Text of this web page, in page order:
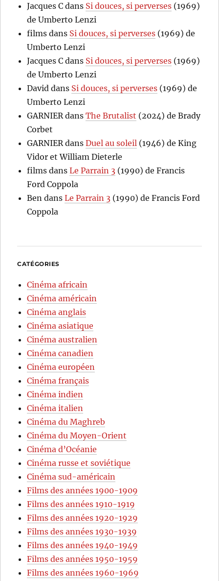
Jacques C dans Si douces, si perverses (1969)
de Umberto Lenzi
films dans Si douces, si perverses (1969) de
Umberto Lenzi
Jacques C dans Si douces, si perverses (1969)
de Umberto Lenzi
David dans Si douces, si perverses (1969) de
Umberto Lenzi
GARNIERdansThe Brutalist (2024) de Brady
Corbet
GARNIERdansDuel au soleil (1946) de King
Vidor et William Dieterle
films dansLe Parrain 3 (1990) de Francis
Ford Coppola
Ben dansLe Parrain 3 (1990) de Francis Ford
Coppola
CATÉGORIES
Cinéma africain
Cinéma américain
Cinéma anglais
Cinéma asiatique
Cinéma australien
Cinéma canadien
Cinéma européen
Cinéma français
Cinéma indien
Cinéma italien
Cinéma du Maghreb
Cinéma du Moyen-Orient
Cinéma d’Océanie
Cinéma russe et soviétique
Cinéma sud-américain
Films des années 1900-1909
Films des années 1910-1919
Films des années 1920-1929
Films des années 1930-1939
Films des années 1940-1949
Films des années 1950-1959
Films des années 1960-1969